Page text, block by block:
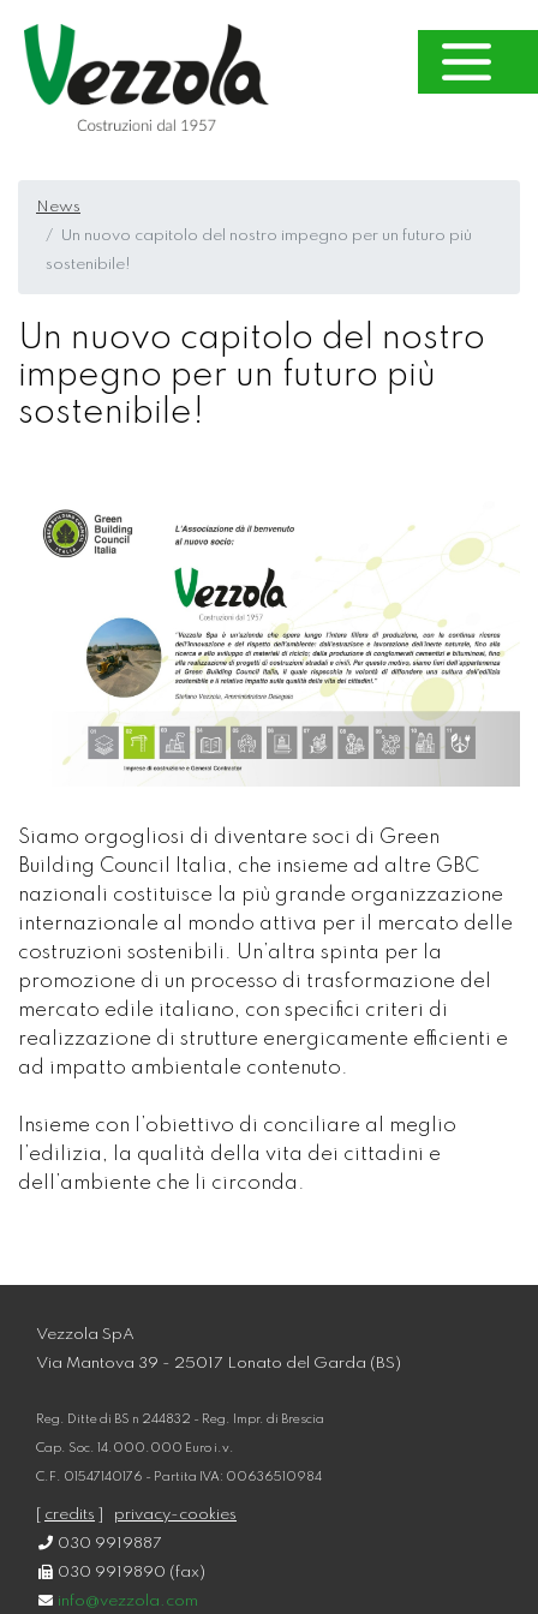
News
Un nuovo capitolo del nostro impegno per un futuro più
sostenibile!
Un nuovo capitolo del nostro
impegno per un futuro più
sostenibile!
Siamo orgogliosi di diventare soci di Green
Building Council Italia, che insieme ad altre GBC
nazionali costituisce la più grande organizzazione
internazionale al mondo attiva per il mercato delle
costruzioni sostenibili. Un’altra spinta per la
promozione di un processo di trasformazione del
mercato edile italiano, con specifici criteri di
realizzazione di strutture energicamente efficienti e
ad impatto ambientale contenuto.
Insieme con l’obiettivo di conciliare al meglio
l’edilizia, la qualità della vita dei cittadini e
dell’ambiente che li circonda.
Vezzola SpA
Via Mantova 39 - 25017 Lonato del Garda (BS)
Reg. Ditte di BS n 244832 - Reg. Impr. di Brescia
Cap. Soc. 14.000.000 Euro i.v.
C.F. 01547140176 - Partita IVA: 00636510984
credits
privacy-cookies
030 9919887
030 9919890 (fax)
info@vezzola.com